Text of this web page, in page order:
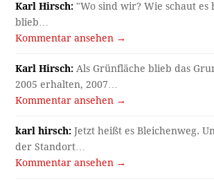
Karl Hirsch: "Wo sind wir? Wie schaut es
blieb…
Kommentar ansehen →
Karl Hirsch: Als Grünfläche blieb das
2005 erhalten, 2007…
Kommentar ansehen →
karl hirsch: Jetzt heißt es Bleichenweg.
der Standort…
Kommentar ansehen →